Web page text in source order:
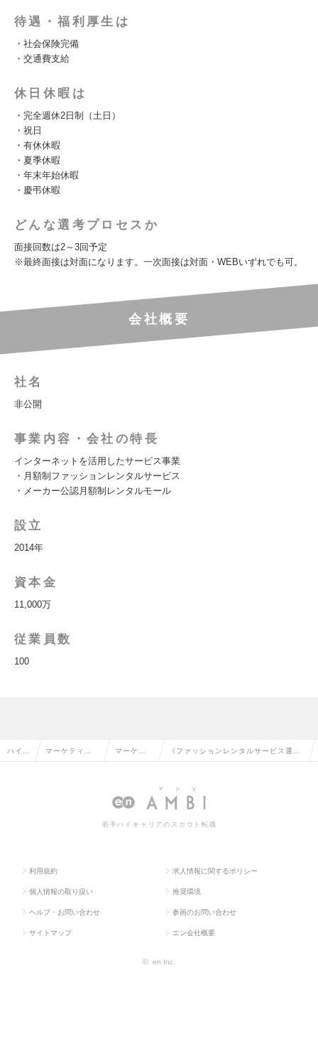
待遇・福利厚生は
・社会保険完備
・交通費支給
休日休暇は
・完全週休2日制（土日）
・祝日
・有休休暇
・夏季休暇
・年末年始休暇
・慶弔休暇
どんな選考プロセスか
面接回数は2～3回予定
※最終面接は対面になります。一次面接は対面・WEBいずれでも可。
会社概要
社名
非公開
事業内容・会社の特長
インターネットを活用したサービス事業
・月額制ファッションレンタルサービス
・メーカー公認月額制レンタルモール
設立
2014年
資本金
11,000万
従業員数
100
ハイク マーケティン マーケテ
販促企画
《ファッションレンタルサービス運営
ティング担当（CRMチーム）の求人情
若手ハイキャリアのスカウト転職
利用規約 求人情報に関するポリシー
個人情報の取り扱い 推奨環境
ヘルプ・お問い合わせ 参画のお問い合わせ
サイトマップ エン会社概要
© en Inc.